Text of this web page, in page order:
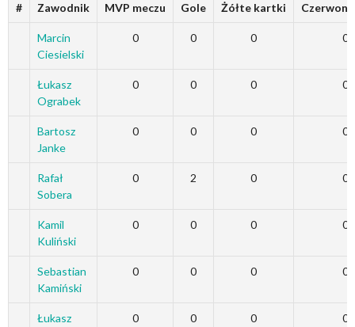
# Zawodnik MVP meczu Gole Żółte kartki
Marcin
Ciesielski
0 0 0 0
Łukasz
Ograbek
0 0 0 0
Bartosz
Janke
0 0 0 0
Rafał
Sobera
0 2 0 0
Kamil
Kuliński
0 0 0 0
Sebastian
Kamiński
0 0 0 0
Łukasz
0 0 0 0